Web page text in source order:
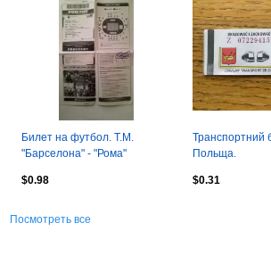
Билет на футбол. Т.М.
"Барселона" - "Рома"
$0.98
Транспортний
Польща.
$0.31
Посмотреть все